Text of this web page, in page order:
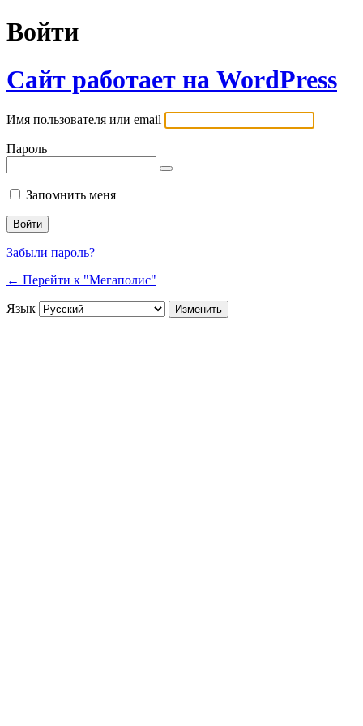
Войти
Сайт работает на WordPress
Имя пользователя или email
Пароль
Запомнить меня
Забыли пароль?
← Перейти к "Мегаполис"
Язык